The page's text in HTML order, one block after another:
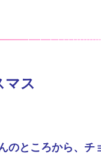
マス
ところから、チ